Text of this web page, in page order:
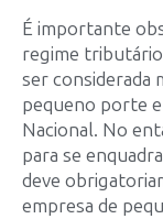
É importante
regime
ser considerada
pequeno porte
Nacional. No
para se
deve
empresa de